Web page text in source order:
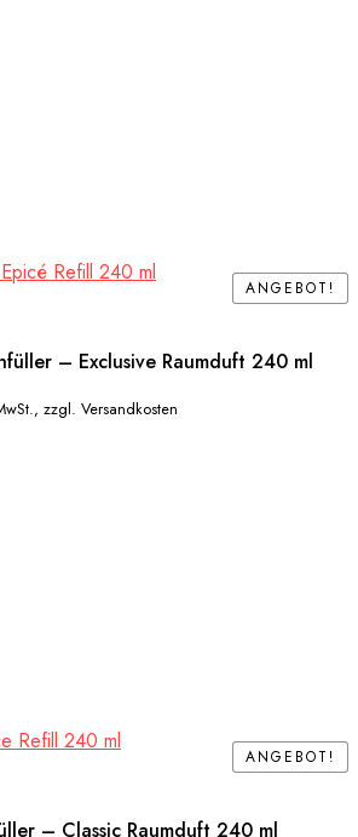
ANGEBOT!
ANGEBOT!
– Exclusive Raumduft 240 ml
zzgl. Versandkosten
ANGEBOT!
ANGEBOT!
– Classic Raumduft 240 ml